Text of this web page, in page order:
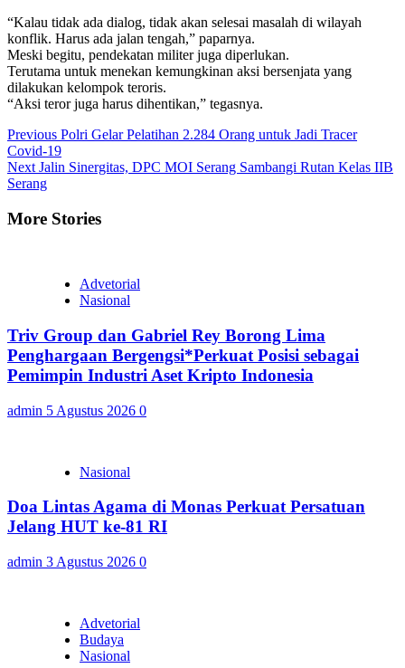
“Kalau tidak ada dialog, tidak akan selesai masalah di wilayah
konflik. Harus ada jalan tengah,” paparnya.
Meski begitu, pendekatan militer juga diperlukan.
Terutama untuk menekan kemungkinan aksi bersenjata yang
dilakukan kelompok teroris.
“Aksi teror juga harus dihentikan,” tegasnya.
Continue
Reading
Previous Polri Gelar Pelatihan 2.284 Orang untuk Jadi Tracer
Covid-19
Next Jalin Sinergitas, DPC MOI Serang Sambangi Rutan Kelas IIB
Serang
More Stories
Advetorial
Nasional
Triv Group dan Gabriel Rey Borong Lima
Penghargaan Bergengsi*Perkuat Posisi sebagai
Pemimpin Industri Aset Kripto Indonesia
admin 5 Agustus 2026 0
Nasional
Doa Lintas Agama di Monas Perkuat Persatuan
Jelang HUT ke-81 RI
admin 3 Agustus 2026 0
Advetorial
Budaya
Nasional